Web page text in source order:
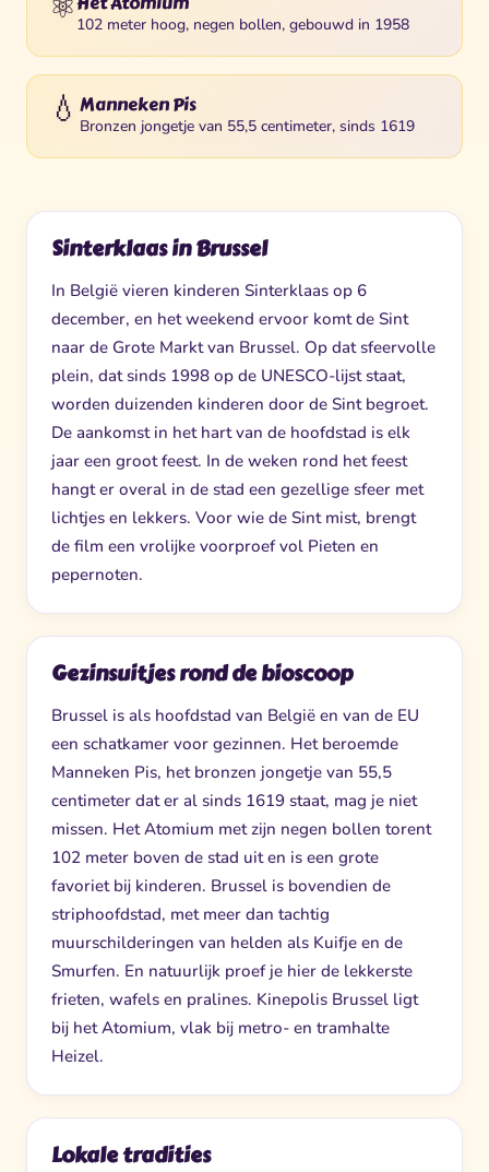
102 meter hoog, negen bollen, gebouwd in 1958
💧 Manneken Pis
Bronzen jongetje van 55,5 centimeter, sinds 1619
Sinterklaas in Brussel
In België vieren kinderen Sinterklaas op 6
december, en het weekend ervoor komt de Sint
naar de Grote Markt van Brussel. Op dat sfeervolle
plein, dat sinds 1998 op de UNESCO-lijst staat,
worden duizenden kinderen door de Sint begroet.
De aankomst in het hart van de hoofdstad is elk
jaar een groot feest. In de weken rond het feest
hangt er overal in de stad een gezellige sfeer met
lichtjes en lekkers. Voor wie de Sint mist, brengt
de film een vrolijke voorproef vol Pieten en
pepernoten.
Gezinsuitjes rond de bioscoop
Brussel is als hoofdstad van België en van de EU
een schatkamer voor gezinnen. Het beroemde
Manneken Pis, het bronzen jongetje van 55,5
centimeter dat er al sinds 1619 staat, mag je niet
missen. Het Atomium met zijn negen bollen torent
102 meter boven de stad uit en is een grote
favoriet bij kinderen. Brussel is bovendien de
striphoofdstad, met meer dan tachtig
muurschilderingen van helden als Kuifje en de
Smurfen. En natuurlijk proef je hier de lekkerste
frieten, wafels en pralines. Kinepolis Brussel ligt
bij het Atomium, vlak bij metro- en tramhalte
Heizel.
Lokale tradities